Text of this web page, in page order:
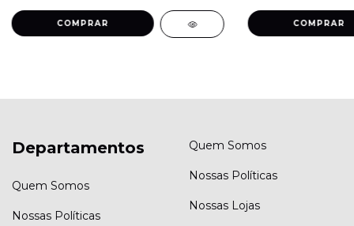
COMPRAR COMPRAR
Departamentos
Quem Somos
Nossas Políticas
Quem Somos
Nossas Políticas
Nossas Lojas